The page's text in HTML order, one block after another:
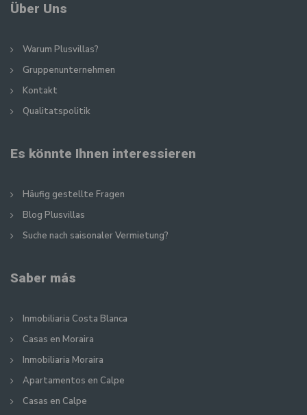
Über Uns
Warum Plusvillas?
Gruppenunternehmen
Kontakt
Qualitatspolitik
Es könnte Ihnen interessieren
Häufig gestellte Fragen
Blog Plusvillas
Suche nach saisonaler Vermietung?
Saber más
Inmobiliaria Costa Blanca
Casas en Moraira
Inmobiliaria Moraira
Apartamentos en Calpe
Casas en Calpe